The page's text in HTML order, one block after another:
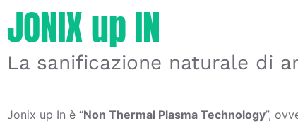
JONIX up IN
La sanificazione naturale di
Jonix up In è “Non Thermal Plasma Technology”,